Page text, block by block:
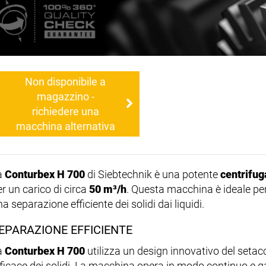
Non disponibile a
magazzino -
richiedere una
macchina alternativa
Conturbex H 700 di Siebtechnik è una potente
un carico di circa 50 m³/h. Questa macchina è ideale
separazione efficiente dei solidi dai liquidi.
EFFICIENTE
Conturbex H 700 utilizza un design innovativo del